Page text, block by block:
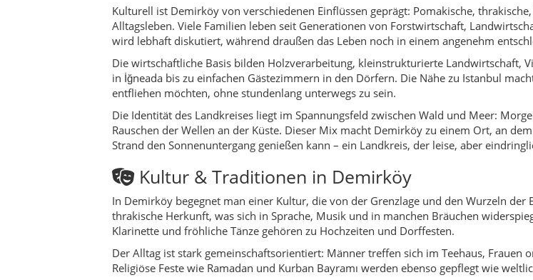
thrakische Herkunft, was sich in Sprache, Musik und in manchen Bräuchen
Klarinette und fröhliche Tänze gehören zu Hochzeiten und Dorffesten.
Der Alltag ist stark gemeinschaftsorientiert: Männer treffen sich im Teehaus, Frauen
Religiöse Feste wie Ramadan und Kurban Bayramı werden ebenso gepflegt wie
In İğneada und den Küstendörfern kommt ein maritimes Element hinzu:
Saisonanfang. In den Bergdörfern wiederum stehen Holzverarbeitung, Viehzucht
weitergegeben wird.
Aktivitäten & Erlebnisse
Wandern in den Istranca-Bergen:Zahlreiche Forstwege führen durch tiefe
İğneada Longoz-Wälder:Spaziergänge auf Holzstegen, Vogelbeobachtung
Seenlandschaft:Mert-See, Erikli-See und weitere Gewässer bieten Ruhe,
Strandtage:Feiner Sand bei İğneada und Beğendik, teils mit ruhigeren
Dupnisa-Höhle:Ein Ausflug in die Unterwelt der Istranca-Berge mit
Historische Gießerei: Das Gelände der osmanischen Gießerei bei
Fahrrad & Offroad:Für geübte Fahrer sind die vernetzten Waldwege ein